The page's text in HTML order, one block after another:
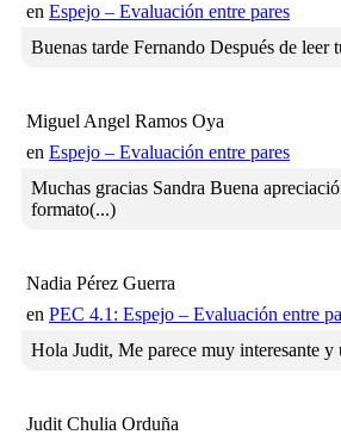
en Espejo – Evaluación entre pares
Buenas tarde Fernando Después de leer
Miguel Angel Ramos Oya
en Espejo – Evaluación entre pares
Muchas gracias Sandra Buena
formato(...)
Nadia Pérez Guerra
en PEC 4.1: Espejo – Evaluación entre
Hola Judit, Me parece muy interesante
Judit Chulia Orduña